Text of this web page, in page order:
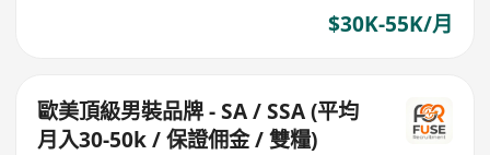
$30K-55K/月
歐美頂級男裝品牌 - SA / SSA (平均
月入30-50k / 保證佣金 / 雙糧)